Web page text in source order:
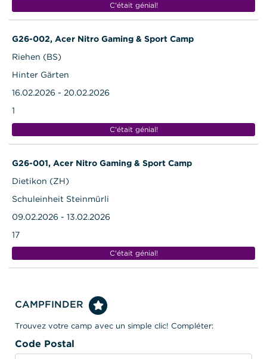
C'était génial!
G26-002, Acer Nitro Gaming & Sport Camp
Riehen (BS)
Hinter Gärten
16.02.2026 - 20.02.2026
1
C'était génial!
G26-001, Acer Nitro Gaming & Sport Camp
Dietikon (ZH)
Schuleinheit Steinmürli
09.02.2026 - 13.02.2026
17
C'était génial!
CAMPFINDER
Trouvez votre camp avec un simple clic! Compléter:
Code Postal